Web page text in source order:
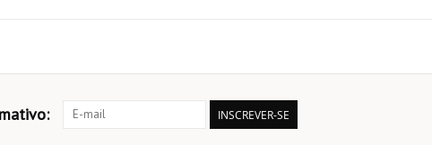
INSCREVER-SE